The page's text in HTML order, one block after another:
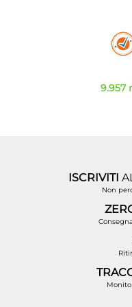
9.957
ISCRIVITI
Non